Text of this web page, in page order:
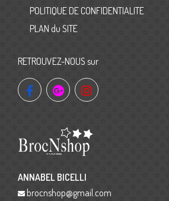
POLITIQUE DE CONFIDENTIALITE
PLAN du SITE
RETROUVEZ-NOUS sur
ANNABEL BICELLI
brocnshop@gmail.com